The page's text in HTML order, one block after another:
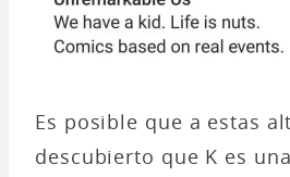
Es posible que a estas
descubierto que K es